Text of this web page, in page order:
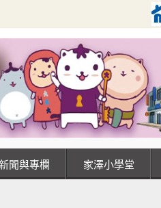
新聞與專欄 家澤小學堂